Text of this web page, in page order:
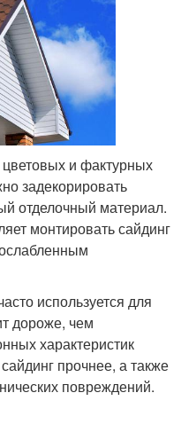
и фактурных
задекорировать
отделочный материал.
монтировать сайдинг
используется для
дороже, чем
характеристик
прочнее, а также
повреждений.